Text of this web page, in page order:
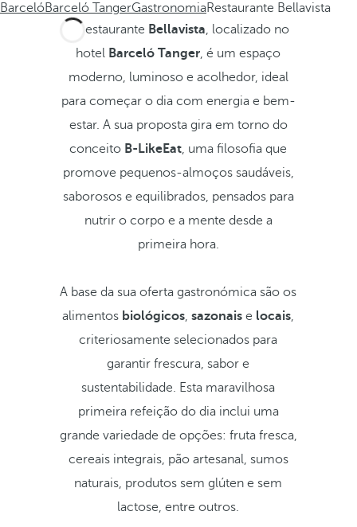
BarcelóBarceló TangerGastronomiaRestaurante Bellavista
O restaurante Bellavista, localizado no
hotel Barceló Tanger, é um espaço
moderno, luminoso e acolhedor, ideal
para começar o dia com energia e bem-
estar. A sua proposta gira em torno do
conceito B-LikeEat, uma filosofia que
promove pequenos-almoços saudáveis,
saborosos e equilibrados, pensados para
nutrir o corpo e a mente desde a
primeira hora.
A base da sua oferta gastronómica são os
alimentos biológicos,sazonais e locais,
criteriosamente selecionados para
garantir frescura, sabor e
sustentabilidade. Esta maravilhosa
primeira refeição do dia inclui uma
grande variedade de opções: fruta fresca,
cereais integrais, pão artesanal, sumos
naturais, produtos sem glúten e sem
lactose, entre outros.